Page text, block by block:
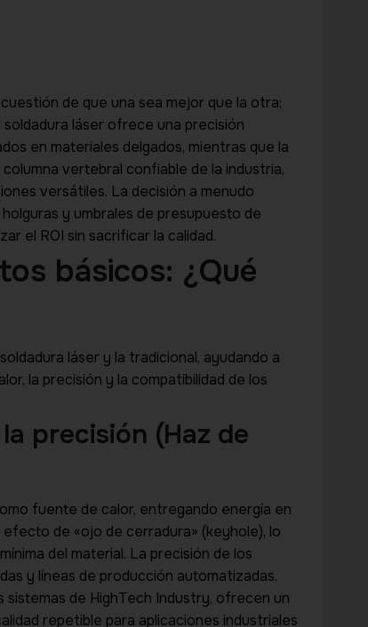
de que una sea mejor que la otra;
láser ofrece una precisión
en materiales delgados, mientras que la
vertebral confiable de la industria,
versátiles. La decisión a menudo
y umbrales de presupuesto de
el ROI sin sacrificar la calidad.
básicos: ¿Qué
láser y la tradicional, ayudando a
la precisión y la compatibilidad de los
precisión (Haz de
fuente de calor, entregando energía en
de «ojo de cerradura» (keyhole), lo
del material. La precisión de los
y líneas de producción automatizadas.
sistemas de HighTech Industry, ofrecen un
repetible para aplicaciones industriales
WHATSAPP CONSULTATION
Have a Question
Production Process?
Chat with a Hightech specialist about
production requirements and get